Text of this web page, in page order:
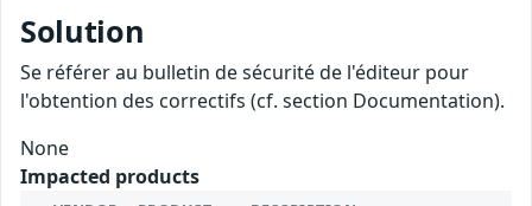
Solution
Se référer au bulletin de sécurité de l'éditeur pour
l'obtention des correctifs (cf. section Documentation).
None
Impacted products